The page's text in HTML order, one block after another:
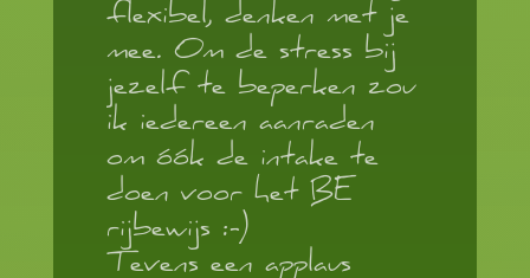
flexibel, denken met je
mee. Om de stress bij
jezelf te beperken zou
ik iedereen aanraden
om óók de intake te
doen voor het BE
rijbewijs :-)
Tevens een applaus